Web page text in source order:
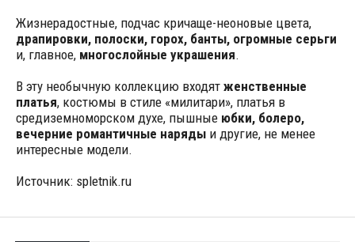
Жизнерадостные, подчас кричаще-неоновые цвета,
драпировки, полоски, горох, банты, огромные серьги
и, главное, многослойные украшения.
В эту необычную коллекцию входят женственные
платья, костюмы в стиле «милитари», платья в
средиземноморском духе, пышные юбки, болеро,
вечерние романтичные нарядыи другие, не менее
интересные модели.
Источник: spletnik.ru